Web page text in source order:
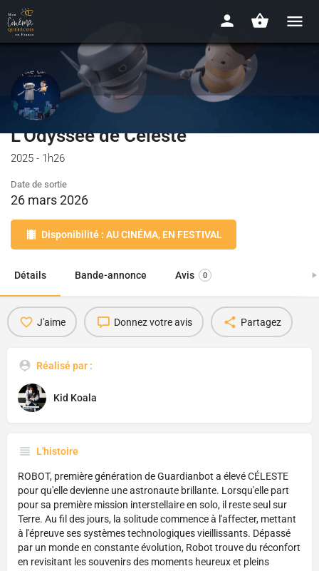
L'Odyssée de Céleste
2025 - 1h26
Date de sortie
26 mars 2026
Disponibilité : AU CINÉMA, EN FESTIVAL
Détails Bande-annonce Avis 0
J'aime Donnez votre avis Partagez
Réalisé par :
Kid Koala
L'histoire
ROBOT, première génération de Guardianbot a élevé CÉLESTE
pour qu'elle devienne une astronaute brillante. Lorsqu'elle part
pour sa première mission interstellaire en solo, il reste seul sur
Terre. Au fil des jours, la solitude commence à l'affecter, mettant
à l'épreuve ses systèmes technologiques vieillissants. Dépassé
par un monde en constante évolution, Robot trouve du réconfort
en revisitant les souvenirs des moments heureux et pleins